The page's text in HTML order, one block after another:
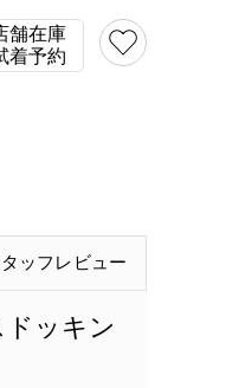
舗在庫
着予約
ッフ レビュー
ドッキン